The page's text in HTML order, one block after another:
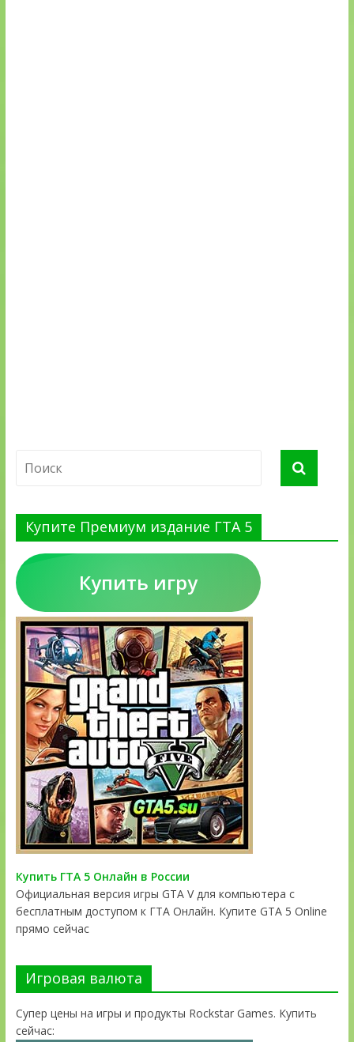
Купите Премиум издание ГТА 5
Купить игру
Купить ГТА 5 Онлайн в России
Официальная версия игры GTA V для компьютера с
бесплатным доступом к ГТА Онлайн. Купите GTA 5 Online
прямо сейчас
Игровая валюта
Супер цены на игры и продукты Rockstar Games. Купить
сейчас: